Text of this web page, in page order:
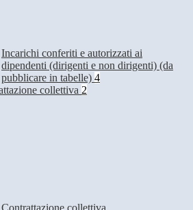
Incarichi conferiti e autorizzati ai
dipendenti (dirigenti e non dirigenti) (da
pubblicare in tabelle) 4
collettiva 2